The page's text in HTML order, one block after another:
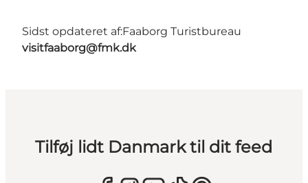
Sidst opdateret af:Faaborg Turistbureau
visitfaaborg@fmk.dk
Tilføj lidt Danmark til dit feed